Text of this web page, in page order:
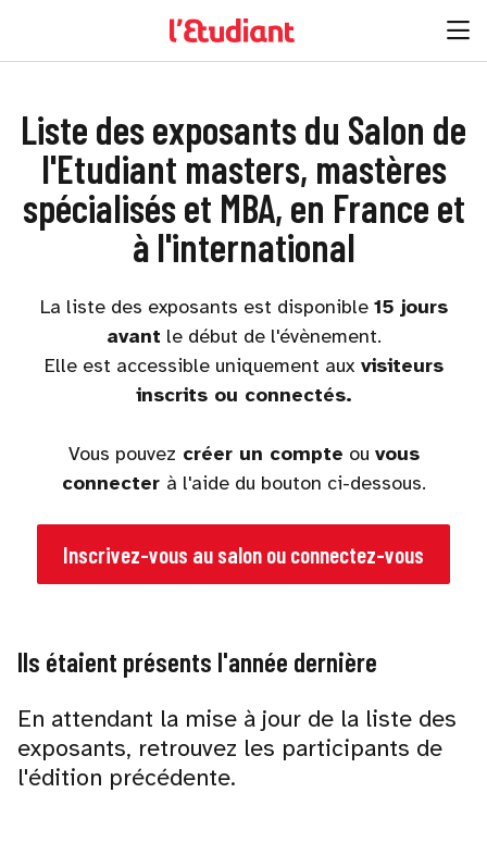
Liste des exposants du Salon de
l'Etudiant masters, mastères
spécialisés et MBA, en France et
à l'international
La liste des exposants est disponible 15 jours
avant le début de l'évènement.
Elle est accessible uniquement auxvisiteurs
inscrits ou connectés.
Vous pouvez créer un compte ou vous
connecter à l'aide du bouton ci-dessous.
Inscrivez-vous au salon ou connectez-vous
Ils étaient présents l'année dernière
En attendant la mise à jour de la liste des
exposants, retrouvez les participants de
l'édition précédente.